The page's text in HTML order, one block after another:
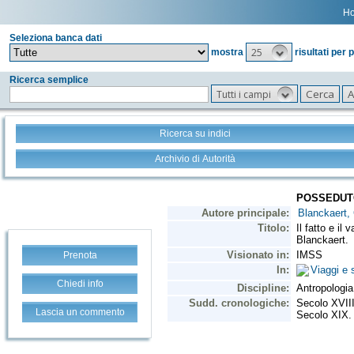
Seleziona banca dati
mostra
25 risultati per
Ricerca semplice
Tutti i campi
Ricerca su indici
Archivio di Autorità
Prenota
Chiedi info
Lascia un commento